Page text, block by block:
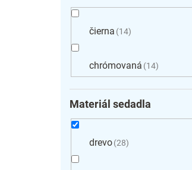
čierna 14
chrómovaná 14
Materiál sedadla
drevo 28